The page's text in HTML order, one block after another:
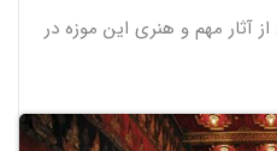
آثار مهم و هنری این موزه در